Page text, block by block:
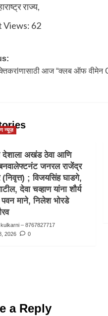
राज्य,
Views: 62
आज “क्लब ऑफ वीमेन
न्यूज़
देशाला अखंड ठेवा आणि
बनवालेफ्टनंट जनरल राजेंद्र
(निवृत्त) ; विजयसिंह घाडगे,
देवा चव्हाण यांना शौर्य
माने, निलेश भोरडे
– 8767827717
2026
0
a Reply